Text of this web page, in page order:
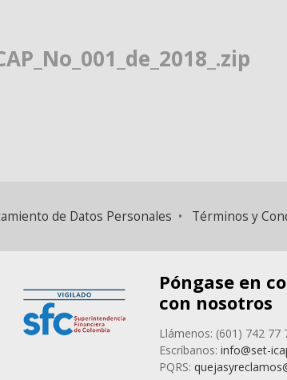
de Datos Personales • Términos y
Póngase en
con nosotros
Llámenos: (601) 742 77
Escríbanos: info@set-
PQRS: